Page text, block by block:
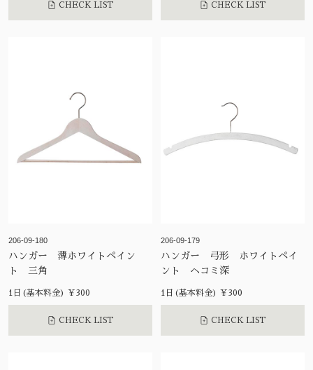
CHECK LIST CHECK LIST
206-09-180
ハンガー 薄ホワイトペイン
ト 三角
1日(基本料金) ¥300
CHECK LIST
206-09-179
ハンガー 弓形 ホワイトペイ
ント ヘコミ深
1日(基本料金) ¥300
CHECK LIST